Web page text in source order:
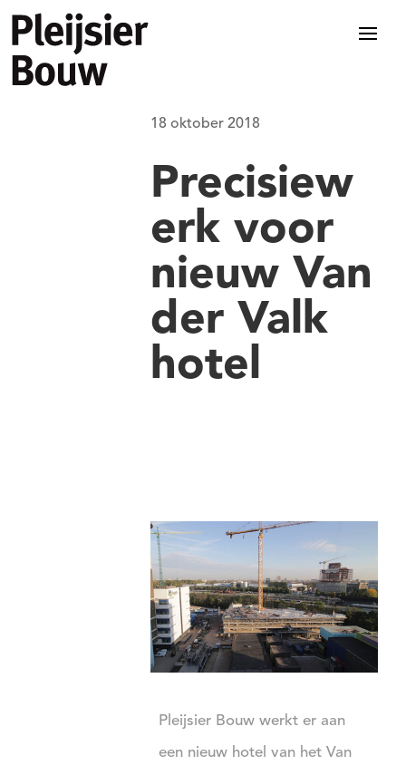
18 oktober 2018
Precisiew
erk voor
nieuw Van
der Valk
hotel
Pleijsier Bouw werkt er aan
een nieuw hotel van het Van